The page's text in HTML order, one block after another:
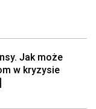
Jak może
w kryzysie